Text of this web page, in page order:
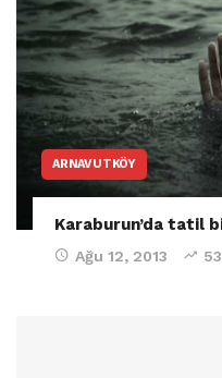
ARNAVUTKÖY
Karaburun’da tatil
Ağu 12, 2013 53